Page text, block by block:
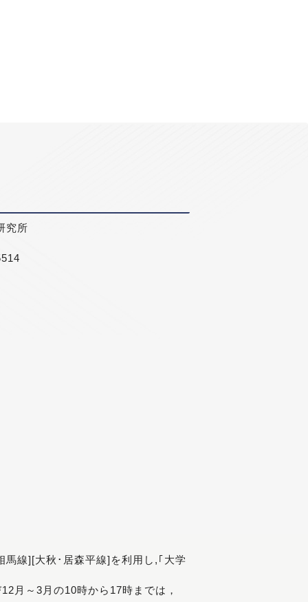
究所
線][大秋･居森平線]を利用し,｢大学
月～3月の10時から17時までは，